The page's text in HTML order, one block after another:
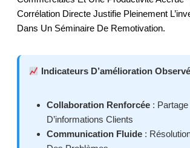
Corrélation Directe Justifie Pleinement
Dans Un Séminaire De Remotivation.
Indicateurs D’amélioration
Collaboration Renforcée :
D’informations Clients
Communication Fluide :